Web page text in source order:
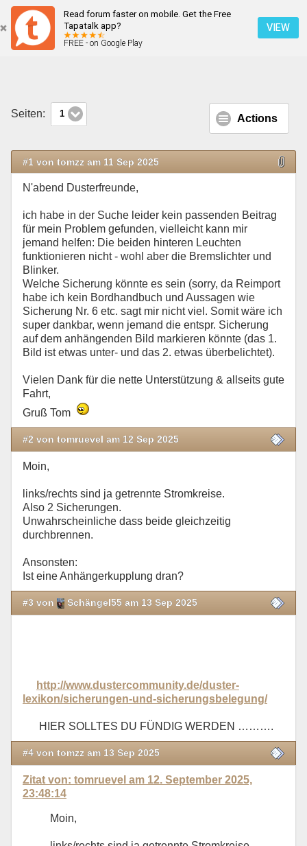
Read forum faster on mobile. Get the Free
Tapatalk app?
FREE - on Google Play
VIEW
Duster 09/2018 1.6 SCe / defekte Rückleuchten
Seiten: 1 Actions
#1 von tomzz am 11 Sep 2025
N'abend Dusterfreunde,
ich habe in der Suche leider kein passenden Beitrag
für mein Problem gefunden, vielleicht kann mir
jemand helfen: Die beiden hinteren Leuchten
funktionieren nicht - wohl aber die Bremslichter und
Blinker.
Welche Sicherung könnte es sein (sorry, da Reimport
habe ich kein Bordhandbuch und Aussagen wie
Sicherung Nr. 6 etc. sagt mir nicht viel. Somit wäre ich
super dankbar, wenn jemand die entspr. Sicherung
auf dem anhängenden Bild markieren könnte (das 1.
Bild ist etwas unter- und das 2. etwas überbelichtet).
Vielen Dank für die nette Unterstützung & allseits gute
Fahrt,
Gruß Tom
#2 von tomruevel am 12 Sep 2025
Moin,
links/rechts sind ja getrennte Stromkreise.
Also 2 Sicherungen.
Unwahrscheinliche dass beide gleichzeitig
durchbrennen.
Ansonsten:
Ist eine Anhängerkupplung dran?
#3 von Schängel55 am 13 Sep 2025
http://www.dustercommunity.de/duster-
lexikon/sicherungen-und-sicherungsbelegung/
HIER SOLLTES DU FÜNDIG WERDEN ……….
#4 von tomzz am 13 Sep 2025
Zitat von: tomruevel am 12. September 2025,
23:48:14
Moin,